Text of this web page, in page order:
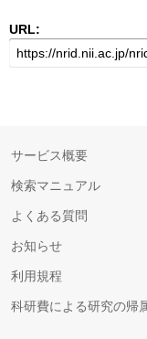
URL:
サービス概要
検索マニュアル
よくある質問
お知らせ
利用規程
科研費による研究の帰